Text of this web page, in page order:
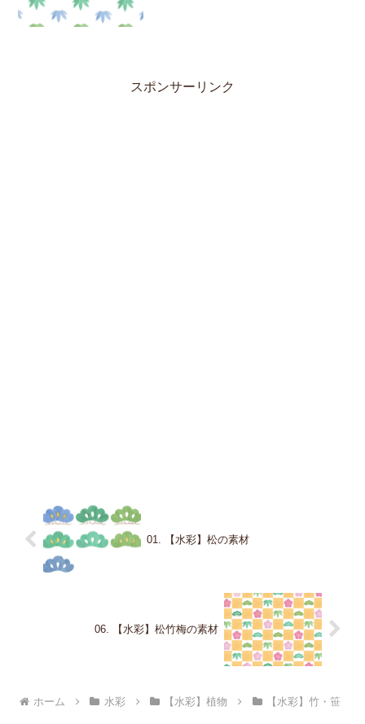
スポンサーリンク
01. 【水彩】松の素材
06. 【水彩】松竹梅の素材
ホーム 水彩 【水彩】植物 【水彩】竹・笹